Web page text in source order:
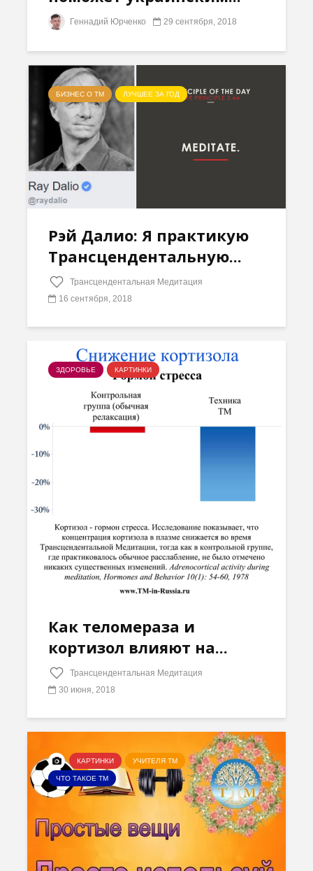
Геннадий Юрченко 29 сентября, 2018
БИЗНЕС О ТМ ЛУЧШЕЕ ЗА ГОД
Рэй Далио: Я практикую
Трансцендентальную...
Трансцендентальная Медитация
16 сентября, 2018
ЗДОРОВЬЕ КАРТИНКИ
Как теломераза и
кортизол влияют на...
Трансцендентальная Медитация
30 июня, 2018
КАРТИНКИ УЧИТЕЛЯ ТМ
ЧТО ТАКОЕ ТМ